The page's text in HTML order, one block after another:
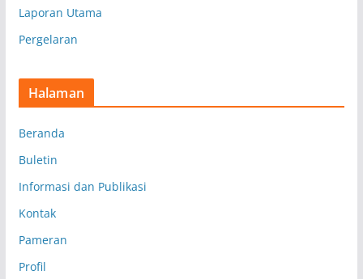
Laporan Utama
Pergelaran
Halaman
Beranda
Buletin
Informasi dan Publikasi
Kontak
Pameran
Profil